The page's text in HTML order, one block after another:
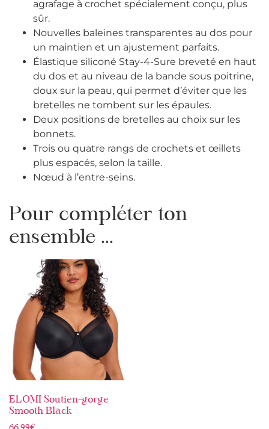
agrafage à crochet spécialement conçu, plus
sûr.
Nouvelles baleines transparentes au dos pour
un maintien et un ajustement parfaits.
Élastique siliconé Stay-4-Sure breveté en haut
du dos et au niveau de la bande sous poitrine,
doux sur la peau, qui permet d’éviter que les
bretelles ne tombent sur les épaules.
Deux positions de bretelles au choix sur les
bonnets.
Trois ou quatre rangs de crochets et œillets
plus espacés, selon la taille.
Nœud à l’entre-seins.
Pour compléter ton
ensemble ...
ELOMI Soutien-gorge
Smooth Black